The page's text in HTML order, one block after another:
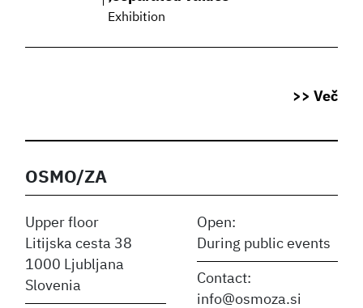
Exhibition
>> Več
OSMO/ZA
Upper floor
Litijska cesta 38
1000 Ljubljana
Slovenia
Open:
During public events
Contact:
info@osmoza.si